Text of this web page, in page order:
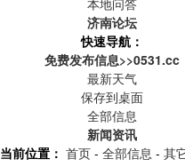
济南论坛
快速导航：
免费发布信息>>0531.cc
最新天气
保存到桌面
全部信息
新闻资讯
当前位置： 首页- 全部信息 - 其